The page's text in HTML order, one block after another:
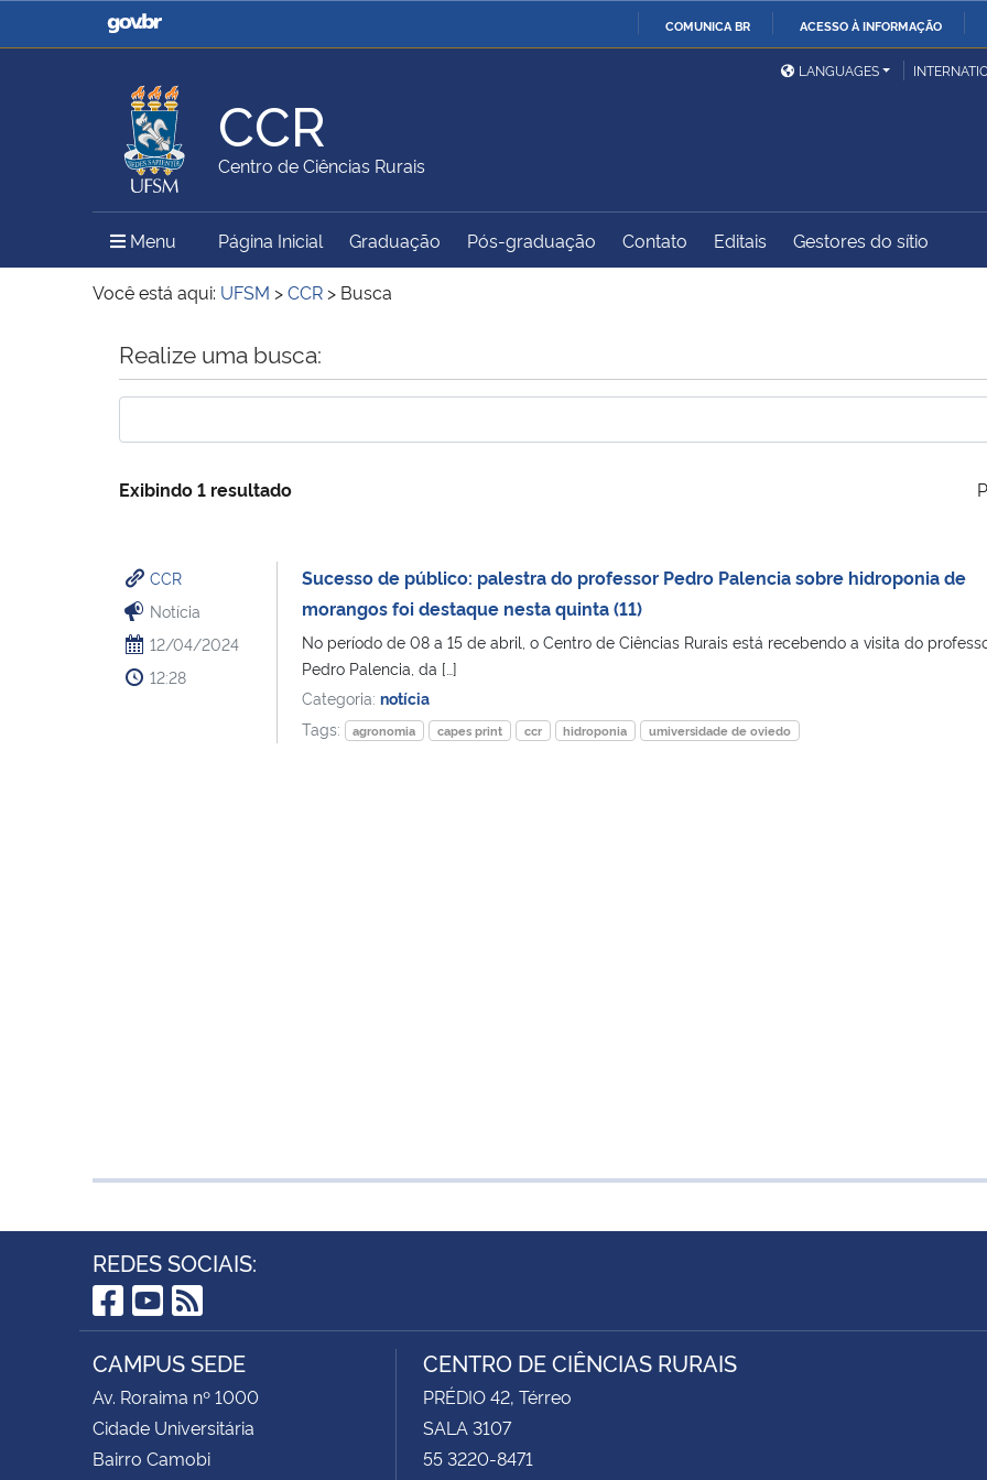
COMUNICA BR ACESSO À INFORMAÇÃO
Casa Civil
Ministério da Justiça e
Ministério da Defesa
Ministério das Relações
Exteriores
Ministério da Agricultura,
Pecuária e Abastecimento
Ministério da Educação
Ministério do Meio Ambiente Ministério do Turismo
Ministério do
Controladoria-Geral da
LANGUAGES
CCR
Centro de Ciências Rurais
Menu Menu Principal do Sítio
Página Inicial Graduação Pós-graduação Contato Editais Gestores do sítio
Você está aqui: UFSM >CCR > Busca
Início do conteúdo
Realize uma busca:
Exibindo 1 resultado
CCR
Notícia
12/04/2024
12:28
Sucesso de público: palestra do professor Pedro Palencia sobre hidroponia de
morangos foi destaque nesta quinta (11)
No período de 08 a 15 de abril, o Centro de Ciências Rurais está recebendo a visita do
Pedro Palencia, da […]
Categoria: notícia
Tags:
agronomia capes print ccr hidroponia umiversidade de oviedo
REDES SOCIAIS:
Facebook
YouTube
RSS
CAMPUS SEDE
Av. Roraima nº 1000
Cidade Universitária
Bairro Camobi
CENTRO DE CIÊNCIAS RURAIS
PRÉDIO 42, Térreo
SALA 3107
55 3220-8471